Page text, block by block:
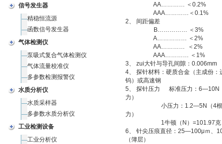
信号发生器
精稳恒流源
函数信号发生器
气体检测仪
泵吸式复合气体检测仪
气体流量校准仪
多参数检测报警仪
水质分析仪
水质采样器
多参数水质分析仪
工业检测设备
工业分析仪
AA………… ＜0.2%
AAA…………＜0.1%
2、 间距偏差
B…………… ＜3%
A…………… ＜2%
AA………… ＜2%
AAA………… ＜1%
3、 zui大针与导孔间隙：0.006mm
4、 探针材料：硬质合金（主成份：
钨）或高速钢
5、 探针压力 标准压力：6—10N
力）
小压力：1.2—5N（4根
力）
1牛顿（N）=101.97克
6、 针尖压痕直径：25—100μｍ、
（簿层）